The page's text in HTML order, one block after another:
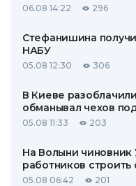
06.08 14:22 296
Стефанишина
НАБУ
05.08 12:30 306
В Киеве
обманывал чехов
05.08 11:33 203
На Волыни чиновник
работников
05.08 06:42 201